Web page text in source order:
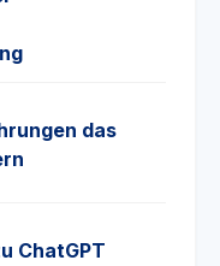
das
ChatGPT